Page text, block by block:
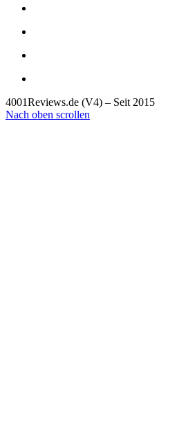
4001Reviews.de (V4) – Seit 2015
Nach oben scrollen